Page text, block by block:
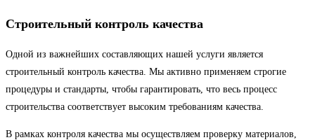
Строительный контроль качества
Одной из важнейших составляющих нашей услуги является
строительный контроль качества. Мы активно применяем строгие
процедуры и стандарты, чтобы гарантировать, что весь процесс
строительства соответствует высоким требованиям качества.
В рамках контроля качества мы осуществляем проверку материалов,